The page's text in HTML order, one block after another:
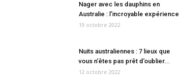
Nager avec les dauphins en
Australie : l’incroyable expérience
19 octobre 2022
Nuits australiennes : 7 lieux que
vous n’êtes pas prêt d’oublier...
12 octobre 2022